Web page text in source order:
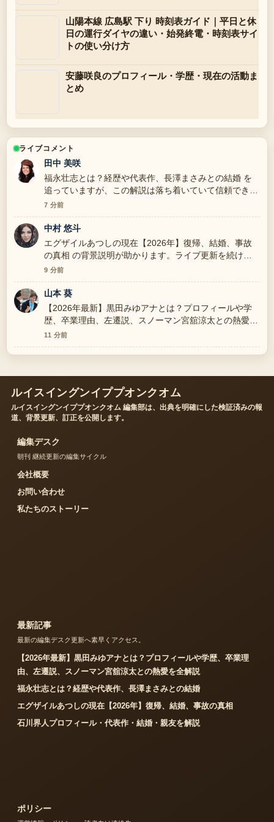
山陽本線 広島駅 下り 時刻表ガイド｜平日と休
日の運行ダイヤの違い・始発終電・時刻表サイ
トの使い分け方
安藤咲良のプロフィール・学歴・現在の活動ま
とめ
ライブコメント
田中 美咲
福永壮志とは？経歴や代表作、長澤まさみとの結婚 を
追っていますが、この解説は落ち着いていて信頼できま
す。
7 分前
中村 悠斗
エグザイルあつしの現在【2026年】復帰、結婚、事故
の真相 の背景説明が助かります。ライブ更新を続けて
ください。
9 分前
山本 葵
【2026年最新】黒田みゆアナとは？プロフィールや学
歴、卒業理由、左遷説、スノーマン宮舘涼太との熱愛を
全解説 の報道は丁寧で、流れを追いやすいです。
11 分前
ルイスイングンイププオンクオム
ルイスイングンイププオンクオム 編集部は、出典を明確にした検証済みの報
道、背景更新、訂正を公開します。
編集デスク
朝刊 継続更新の編集サイクル
会社概要
お問い合わせ
私たちのストーリー
最新記事
最新の編集デスク更新へ素早くアクセス。
【2026年最新】黒田みゆアナとは？プロフィールや学歴、卒業理
由、左遷説、スノーマン宮舘涼太との熱愛を全解説
福永壮志とは？経歴や代表作、長澤まさみとの結婚
エグザイルあつしの現在【2026年】復帰、結婚、事故の真相
石川界人プロフィール・代表作・結婚・親友を解説
ポリシー